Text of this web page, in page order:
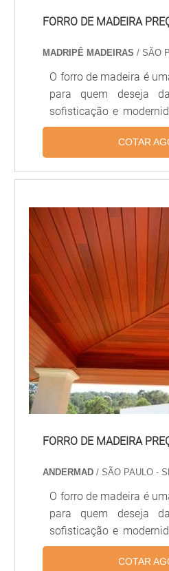
FORRO DE MADEIRA
MADRIPÊ MADEIRAS/ SÃO
O forro de madeira é
para quem deseja
sofisticação e
Além disso, o
extremamente durável
você está procurando
melhor opção. Aqui
de madeira de
acessíveis e entrega
tempo e confira nossos
COTAR
FORRO DE MADEIRA
ANDERMAD/ SÃO PAULO -
O forro de madeira é
para quem deseja
sofisticação e
Além disso, o
extremamente durável
COTAR